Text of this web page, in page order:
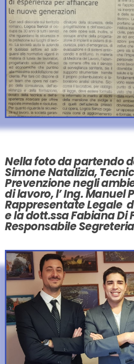
Nella foto da partendo
Simone Natalizia,
Prevenzione negli
di lavoro, l’ Ing. Manuel
Rappresentate Legale
e la dott.ssa Fabiana Di
Responsabile